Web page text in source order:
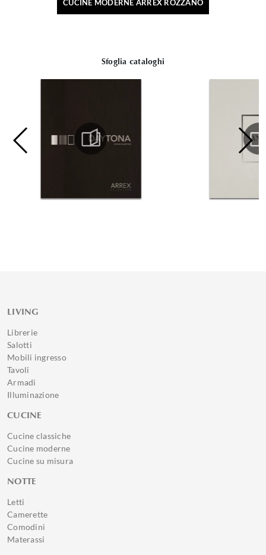
CUCINE MODERNE ARREX ROZZANO
Sfoglia cataloghi
LIVING
Librerie
Salotti
Mobili ingresso
Tavoli
Armadi
Illuminazione
CUCINE
Cucine classiche
Cucine moderne
Cucine su misura
NOTTE
Letti
Camerette
Comodini
Materassi